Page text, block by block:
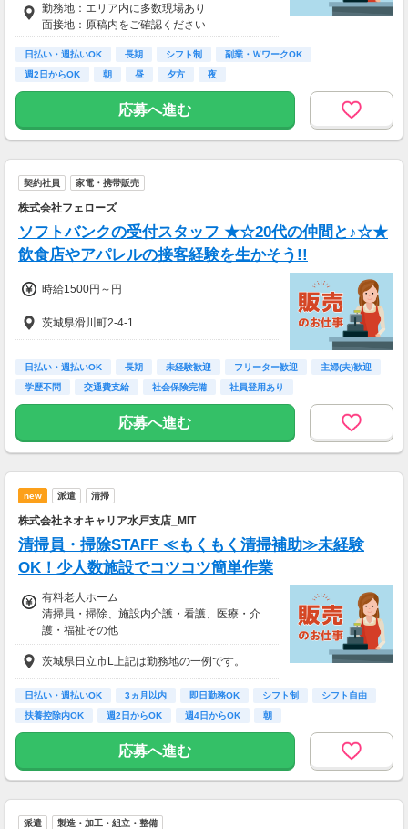
▽交通誘導警備業務2級をお持ちの方
日勤／日給12,500円～13,500円
夜勤／日給14,500円～15,500円
＜サンエス警備保障特別給付金＞
持ちの方には100,000円支給！
※30勤務で30,000円、更に30勤務で70,000円
＜日払いOK（規定あり）＞
仕事が終わってから給料をもらいに行く手間は
不要♪
勤務地：エリア内に多数現場あり
面接地：原稿内をご確認ください
日払い・週払いOK 長期 シフト制
副業・ＷワークOK
週2日からOK
朝 昼 夕方 夜
応募へ進む
契約社員 家電・携帯販売
株式会社フェローズ
ソフトバンクの受付スタッフ ★☆20代の仲間と♪☆★
飲食店やアパレルの接客経験を生かそう!!
時給1500円～円
茨城県滑川町2-4-1
日払い・週払いOK 長期 未経験歓迎 フリーター歓迎
主婦(夫)歓迎
学歴不問
交通費支給 社会保険完備 社員登用あり
応募へ進む
new 派遣 清掃
株式会社ネオキャリア水戸支店_MIT
清掃員・掃除STAFF ≪もくもく清掃補助≫未経験
OK！少人数施設でコツコツ簡単作業
有料老人ホーム
清掃員・掃除、施設内介護・看護、医療・介
護・福祉その他
時給1,500円
【経験・お持ちの資格によって異なります】
■未経験の方（無資格）：時給1500円～
■未経験の方（有資格）：時給1500円～
■経験者（無資格）：時給1650円～
■介護福祉士：時給1700円
茨城県日立市L上記は勤務地の一例です。
日払い・週払いOK 3ヵ月以内 即日勤務OK シフト制
シフト自由
扶養控除内OK
週2日からOK 週4日からOK 朝
応募へ進む
派遣 製造・加工・組立・整備